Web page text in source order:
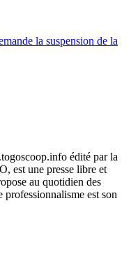
la suspension de la
édité par la
est une presse libre et
au quotidien des
est son